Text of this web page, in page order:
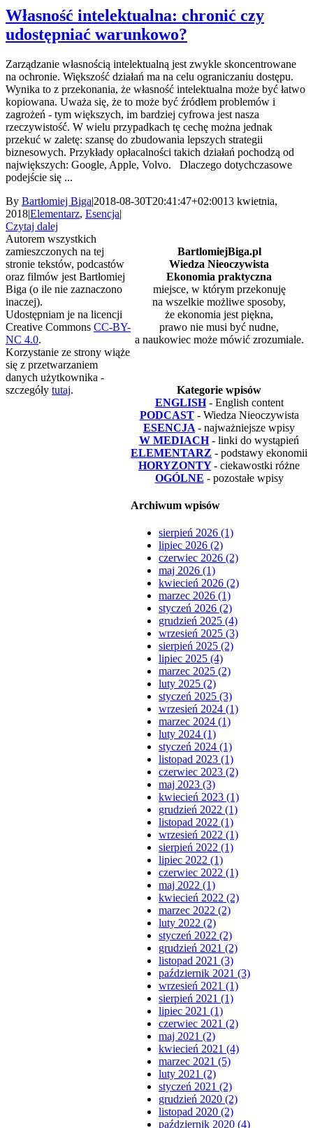
Własność intelektualna: chronić czy
udostępniać warunkowo?
Zarządzanie własnością intelektualną jest zwykle skoncentrowane
na ochronie. Większość działań ma na celu ograniczaniu dostępu.
Wynika to z przekonania, że własność intelektualna może być łatwo
kopiowana. Uważa się, że to może być źródłem problemów i
zagrożeń - tym większych, im bardziej cyfrowa jest nasza
rzeczywistość. W wielu przypadkach tę cechę można jednak
przekuć w zaletę: szansę do zbudowania lepszych strategii
biznesowych. Przykłady opłacalności takich działań pochodzą od
największych: Google, Apple, Volvo. Dlaczego dotychczasowe
podejście się ...
By Bartłomiej Biga|2018-08-30T20:41:47+02:0013 kwietnia,
2018|Elementarz, Esencja|
Czytaj dalej
BartlomiejBiga.pl
Wiedza Nieoczywista
Ekonomia praktyczna
miejsce, w którym przekonuję
na wszelkie możliwe sposoby,
że ekonomia jest piękna,
prawo nie musi być nudne,
a naukowiec może mówić zrozumiale.
Kategorie wpisów
ENGLISH - English content
PODCAST - Wiedza Nieoczywista
ESENCJA - najważniejsze wpisy
W MEDIACH - linki do wystąpień
ELEMENTARZ - podstawy ekonomii
HORYZONTY - ciekawostki różne
OGÓLNE - pozostałe wpisy
Archiwum wpisów
sierpień 2026 (1)
lipiec 2026 (2)
czerwiec 2026 (2)
maj 2026 (1)
kwiecień 2026 (2)
marzec 2026 (1)
styczeń 2026 (2)
grudzień 2025 (4)
wrzesień 2025 (3)
sierpień 2025 (2)
lipiec 2025 (4)
marzec 2025 (2)
luty 2025 (2)
styczeń 2025 (3)
wrzesień 2024 (1)
marzec 2024 (1)
luty 2024 (1)
styczeń 2024 (1)
listopad 2023 (1)
czerwiec 2023 (2)
maj 2023 (3)
kwiecień 2023 (1)
grudzień 2022 (1)
listopad 2022 (1)
wrzesień 2022 (1)
sierpień 2022 (1)
lipiec 2022 (1)
czerwiec 2022 (1)
maj 2022 (1)
kwiecień 2022 (2)
marzec 2022 (2)
luty 2022 (2)
styczeń 2022 (2)
grudzień 2021 (2)
listopad 2021 (3)
październik 2021 (3)
wrzesień 2021 (1)
sierpień 2021 (1)
lipiec 2021 (1)
czerwiec 2021 (2)
maj 2021 (2)
kwiecień 2021 (4)
marzec 2021 (5)
luty 2021 (2)
styczeń 2021 (2)
grudzień 2020 (2)
listopad 2020 (2)
październik 2020 (4)
Autorem wszystkich
zamieszczonych na tej
stronie tekstów, podcastów
oraz filmów jest Bartłomiej
Biga (o ile nie zaznaczono
inaczej).
Udostępniam je na licencji
Creative Commons CC-BY-
NC 4.0.
Korzystanie ze strony wiąże
się z przetwarzaniem
danych użytkownika -
szczegóły tutaj.